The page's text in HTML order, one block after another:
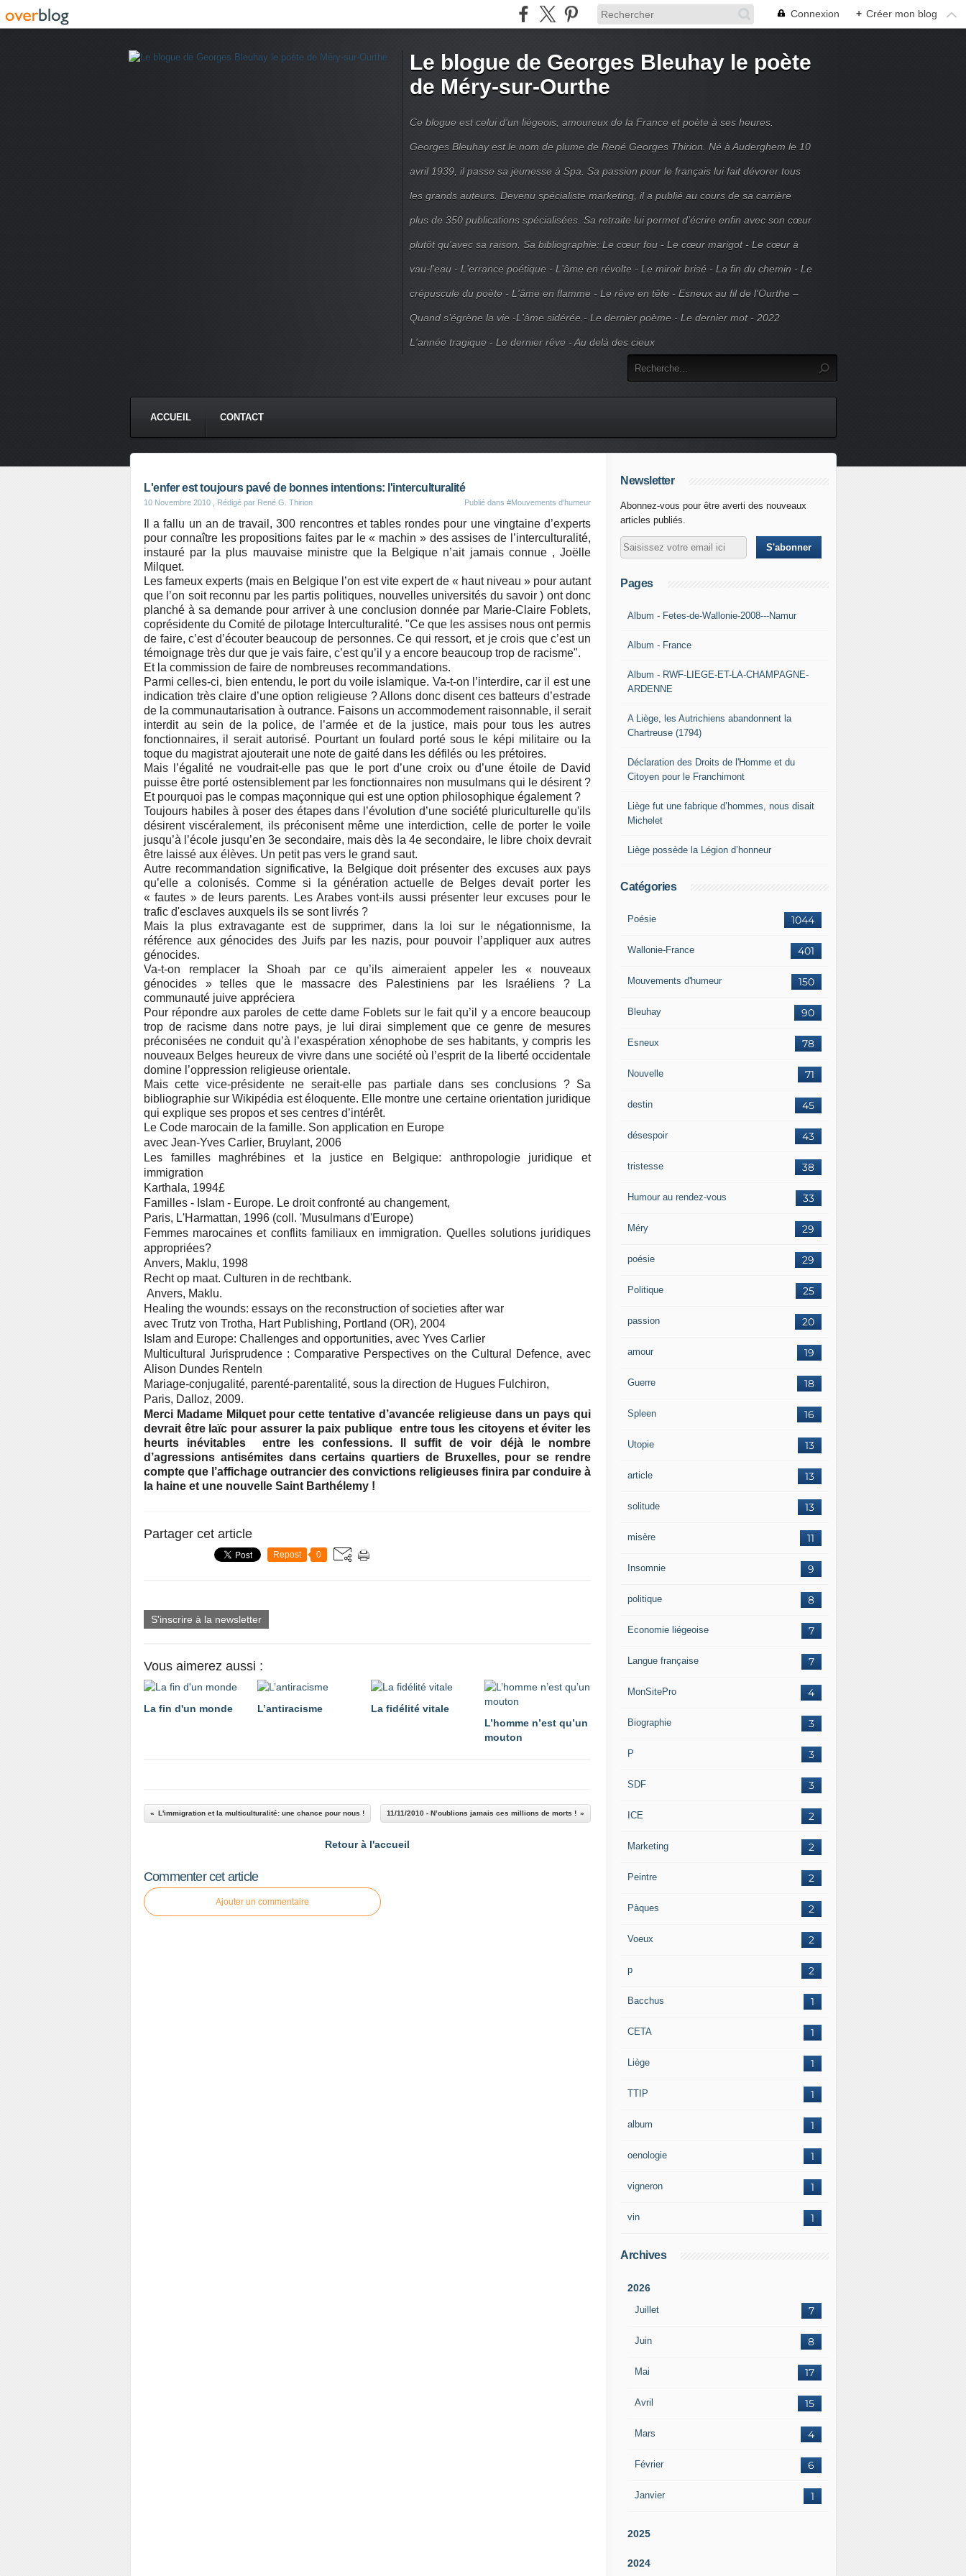
Connexion + Créer mon blog
Le blogue de Georges Bleuhay le poète
de Méry-sur-Ourthe
Ce blogue est celui d'un liégeois, amoureux de la France et poète à ses heures.
Georges Bleuhay est le nom de plume de René Georges Thirion. Né à Auderghem le 10
avril 1939, il passe sa jeunesse à Spa. Sa passion pour le français lui fait dévorer tous
les grands auteurs. Devenu spécialiste marketing, il a publié au cours de sa carrière
plus de 350 publications spécialisées. Sa retraite lui permet d’écrire enfin avec son cœur
plutôt qu'avec sa raison. Sa bibliographie: Le cœur fou - Le cœur marigot - Le cœur à
vau-l'eau - L'errance poétique - L'âme en révolte - Le miroir brisé - La fin du chemin - Le
crépuscule du poète - L'âme en flamme - Le rêve en tête - Esneux au fil de l'Ourthe –
Quand s’égrène la vie -L'âme sidérée.- Le dernier poème - Le dernier mot - 2022
L'année tragique - Le dernier rêve - Au delà des cieux
ACCUEIL CONTACT
L'enfer est toujours pavé de bonnes intentions: l'interculturalité
10 Novembre 2010 , Rédigé par René G. Thirion Publié dans #Mouvements d'humeur
Il a fallu un an de travail, 300 rencontres et tables rondes pour une vingtaine d’experts
pour connaître les propositions faites par le « machin » des assises de l’interculturalité,
instauré par la plus mauvaise ministre que la Belgique n’ait jamais connue , Joëlle
Milquet.
Les fameux experts (mais en Belgique l’on est vite expert de « haut niveau » pour autant
que l’on soit reconnu par les partis politiques, nouvelles universités du savoir ) ont donc
planché à sa demande pour arriver à une conclusion donnée par Marie-Claire Foblets,
coprésidente du Comité de pilotage Interculturalité. "Ce que les assises nous ont permis
de faire, c’est d’écouter beaucoup de personnes. Ce qui ressort, et je crois que c’est un
témoignage très dur que je vais faire, c’est qu’il y a encore beaucoup trop de racisme".
Et la commission de faire de nombreuses recommandations.
Parmi celles-ci, bien entendu, le port du voile islamique. Va-t-on l’interdire, car il est une
indication très claire d’une option religieuse ? Allons donc disent ces batteurs d’estrade
de la communautarisation à outrance. Faisons un accommodement raisonnable, il serait
interdit au sein de la police, de l’armée et de la justice, mais pour tous les autres
fonctionnaires, il serait autorisé. Pourtant un foulard porté sous le képi militaire ou la
toque du magistrat ajouterait une note de gaité dans les défilés ou les prétoires.
Mais l’égalité ne voudrait-elle pas que le port d’une croix ou d’une étoile de David
puisse être porté ostensiblement par les fonctionnaires non musulmans qui le désirent ?
Et pourquoi pas le compas maçonnique qui est une option philosophique également ?
Toujours habiles à poser des étapes dans l’évolution d’une société pluriculturelle qu'ils
désirent viscéralement, ils préconisent même une interdiction, celle de porter le voile
jusqu’à l’école jusqu’en 3e secondaire, mais dès la 4e secondaire, le libre choix devrait
être laissé aux élèves. Un petit pas vers le grand saut.
Autre recommandation significative, la Belgique doit présenter des excuses aux pays
qu’elle a colonisés. Comme si la génération actuelle de Belges devait porter les
« fautes » de leurs parents. Les Arabes vont-ils aussi présenter leur excuses pour le
trafic d'esclaves auxquels ils se sont livrés ?
Mais la plus extravagante est de supprimer, dans la loi sur le négationnisme, la
référence aux génocides des Juifs par les nazis, pour pouvoir l’appliquer aux autres
génocides.
Va-t-on remplacer la Shoah par ce qu’ils aimeraient appeler les « nouveaux
génocides » telles que le massacre des Palestiniens par les Israéliens ? La
communauté juive appréciera
Pour répondre aux paroles de cette dame Foblets sur le fait qu’il y a encore beaucoup
trop de racisme dans notre pays, je lui dirai simplement que ce genre de mesures
préconisées ne conduit qu’à l’exaspération xénophobe de ses habitants, y compris les
nouveaux Belges heureux de vivre dans une société où l’esprit de la liberté occidentale
domine l’oppression religieuse orientale.
Mais cette vice-présidente ne serait-elle pas partiale dans ses conclusions ? Sa
bibliographie sur Wikipédia est éloquente. Elle montre une certaine orientation juridique
qui explique ses propos et ses centres d’intérêt.
Le Code marocain de la famille. Son application en Europe
avec Jean-Yves Carlier, Bruylant, 2006
Les familles maghrébines et la justice en Belgique: anthropologie juridique et
immigration
Karthala, 1994£
Familles - Islam - Europe. Le droit confronté au changement,
Paris, L'Harmattan, 1996 (coll. 'Musulmans d'Europe)
Femmes marocaines et conflits familiaux en immigration. Quelles solutions juridiques
appropriées?
Anvers, Maklu, 1998
Recht op maat. Culturen in de rechtbank.
Anvers, Maklu.
Healing the wounds: essays on the reconstruction of societies after war
avec Trutz von Trotha, Hart Publishing, Portland (OR), 2004
Islam and Europe: Challenges and opportunities, avec Yves Carlier
Multicultural Jurisprudence : Comparative Perspectives on the Cultural Defence, avec
Alison Dundes Renteln
Mariage-conjugalité, parenté-parentalité, sous la direction de Hugues Fulchiron,
Paris, Dalloz, 2009.
Merci Madame Milquet pour cette tentative d’avancée religieuse dans un pays qui
devrait être laïc pour assurer la paix publique entre tous les citoyens et éviter les
heurts inévitables entre les confessions. Il suffit de voir déjà le nombre
d’agressions antisémites dans certains quartiers de Bruxelles, pour se rendre
compte que l’affichage outrancier des convictions religieuses finira par conduire à
la haine et une nouvelle Saint Barthélemy !
Partager cet article
Repost 0
S'inscrire à la newsletter
Vous aimerez aussi :
La fin d'un monde L’antiracisme
La fidélité vitale
L’homme n’est qu’un
mouton
L'immigration et la multiculturalité: une chance pour nous ! 11/11/2010 - N’oublions jamais ces millions de morts !
Retour à l'accueil
Commenter cet article
Ajouter un commentaire
Newsletter
Abonnez-vous pour être averti des nouveaux
articles publiés.
Pages
Album - Fetes-de-Wallonie-2008---Namur
Album - France
Album - RWF-LIEGE-ET-LA-CHAMPAGNE-
ARDENNE
A Liège, les Autrichiens abandonnent la
Chartreuse (1794)
Déclaration des Droits de l'Homme et du
Citoyen pour le Franchimont
Liège fut une fabrique d’hommes, nous disait
Michelet
Liège possède la Légion d’honneur
Catégories
1044
Poésie
401
Wallonie-France
150
Mouvements d'humeur
90
Bleuhay
78
Esneux
71
Nouvelle
45
destin
43
désespoir
38
tristesse
33
Humour au rendez-vous
29
Méry
29
poésie
25
Politique
20
passion
19
amour
18
Guerre
16
Spleen
13
Utopie
13
article
13
solitude
11
misère
9
Insomnie
8
politique
7
Economie liégeoise
7
Langue française
4
MonSitePro
3
Biographie
3
P
3
SDF
2
ICE
2
Marketing
2
Peintre
2
Pàques
2
Voeux
2
p
1
Bacchus
1
CETA
1
Liège
1
TTIP
1
album
1
oenologie
1
vigneron
1
vin
Archives
2026
Juillet 7
Juin 8
Mai 17
Avril 15
Mars 4
Février 6
Janvier 1
2025
2024